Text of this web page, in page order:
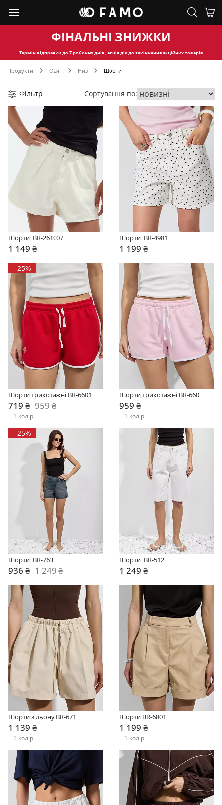
ФІНАЛЬНІ ЗНИЖКИ
Термін відправкидо 7 робочих днів, акція діє до закінчення акційних товарів
Продукти Одяг Низ Шорти
Фільтр Сортування по:
Шорти  BR-261007
1 149 ₴
Шорти  BR-4981
1 199 ₴
- 25%
Шорти трикотажні BR-6601
719 ₴ 959 ₴
+ 1 колір
Шорти трикотажні BR-660
959 ₴
+ 1 колір
- 25%
Шорти  BR-763
936 ₴ 1 249 ₴
Шорти  BR-512
1 249 ₴
Шорти з льону BR-671
1 139 ₴
+ 1 колір
Шорти BR-6801
1 199 ₴
+ 1 колір